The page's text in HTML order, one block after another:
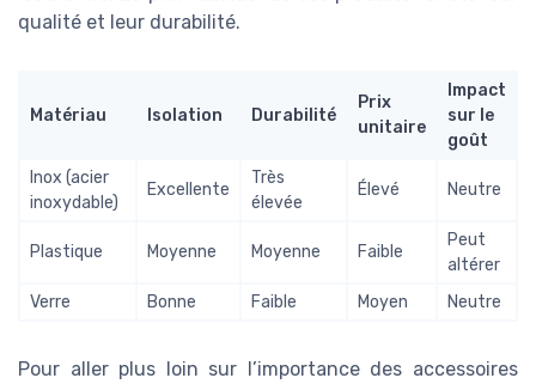
qualité et leur durabilité.
Matériau Isolation Durabilité
Prix
unitaire
Impact
sur le
goût
Inox (acier
inoxydable)
Excellente
Très
élevée
Élevé Neutre
Plastique Moyenne Moyenne Faible
Peut
altérer
Verre
Bonne Faible Moyen Neutre
Pour aller plus loin sur l’importance des accessoires